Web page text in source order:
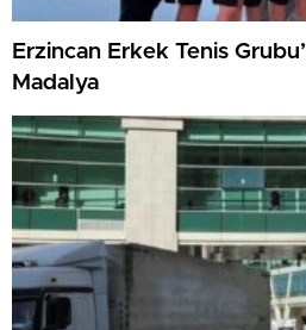
Erzincan Erkek Tenis
Madalya